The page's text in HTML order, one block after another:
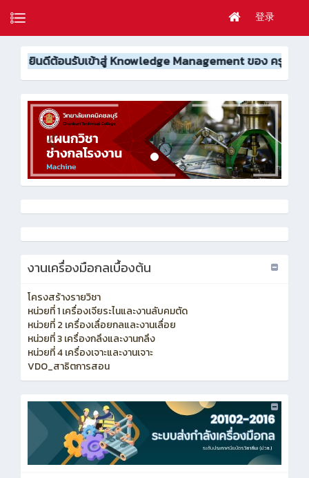
登录
Knowledge Management ของ ครูบัญจรัตน์ ยิ้มศรี
งานเครื่องมือกลเบื้องต้น
โครงสร้างรายวิชา
หน่วยที่ 1 เครื่องเจียระไนและงานลับคมตัด
หน่วยที่ 2 เครื่องเลื่อยกลและงานเลื่อย
หน่วยที่ 3 เครื่องกลึงและงานกลึง
หน่วยที่ 4 เครื่องเจาะและงานเจาะ
VDO_สาธิตการสอน